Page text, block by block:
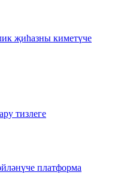
җиһазны киметүче
тизлеге
платформа